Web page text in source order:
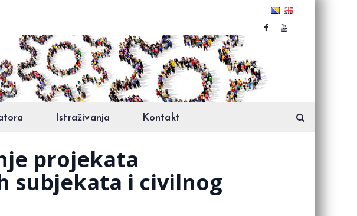
Istraživanja Kontakt
projekata
subjekata i civilnog